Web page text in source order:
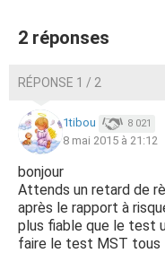
2 réponses
RÉPONSE 1 / 2
1tibou 8 021
8 mai 2015 à 21:12
bonjour
Attends un retard de
après le rapport à
plus fiable que le test
faire le test MST tous